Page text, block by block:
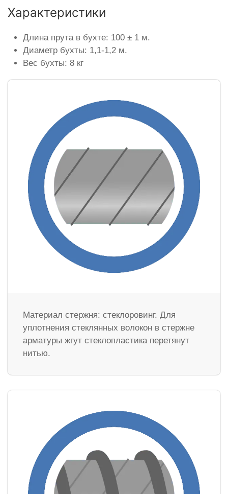
Характеристики
Длина прута в бухте: 100 ± 1 м.
Диаметр бухты: 1,1-1,2 м.
Вес бухты: 8 кг
Материал стержня: стеклоровинг. Для
уплотнения стеклянных волокон в стержне
арматуры жгут стеклопластика перетянут
нитью.